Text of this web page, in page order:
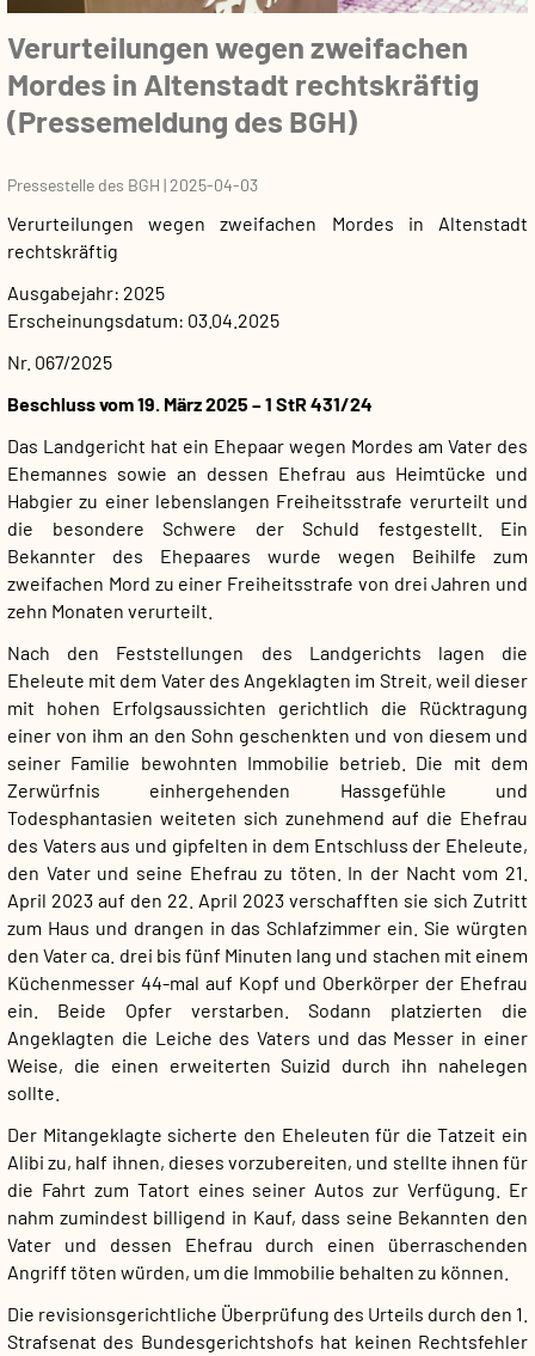
Verurteilungen wegen zweifachen
Mordes in Altenstadt rechtskräftig
(Pressemeldung des BGH)
Pressestelle des BGH |2025-04-03
Verurteilungen wegen zweifachen Mordes in Altenstadt
rechtskräftig
Ausgabejahr 2025
Erscheinungsdatum 03.04.2025
Nr. 067/2025
Beschluss vom 19. März 2025 – 1 StR 431/24
Das Landgericht hat ein Ehepaar wegen Mordes am Vater des
Ehemannes sowie an dessen Ehefrau aus Heimtücke und
Habgier zu einer lebenslangen Freiheitsstrafe verurteilt und
die besondere Schwere der Schuld festgestellt. Ein
Bekannter des Ehepaares wurde wegen Beihilfe zum
zweifachen Mord zu einer Freiheitsstrafe von drei Jahren und
zehn Monaten verurteilt.
Nach den Feststellungen des Landgerichts lagen die
Eheleute mit dem Vater des Angeklagten im Streit, weil dieser
mit hohen Erfolgsaussichten gerichtlich die Rücktragung
einer von ihm an den Sohn geschenkten und von diesem und
seiner Familie bewohnten Immobilie betrieb. Die mit dem
Zerwürfnis einhergehenden Hassgefühle und
Todesphantasien weiteten sich zunehmend auf die Ehefrau
des Vaters aus und gipfelten in dem Entschluss der Eheleute,
den Vater und seine Ehefrau zu töten. In der Nacht vom 21.
April 2023 auf den 22. April 2023 verschafften sie sich Zutritt
zum Haus und drangen in das Schlafzimmer ein. Sie würgten
den Vater ca. drei bis fünf Minuten lang und stachen mit einem
Küchenmesser 44-mal auf Kopf und Oberkörper der Ehefrau
ein. Beide Opfer verstarben. Sodann platzierten die
Angeklagten die Leiche des Vaters und das Messer in einer
Weise, die einen erweiterten Suizid durch ihn nahelegen
sollte.
Der Mitangeklagte sicherte den Eheleuten für die Tatzeit ein
Alibi zu, half ihnen, dieses vorzubereiten, und stellte ihnen für
die Fahrt zum Tatort eines seiner Autos zur Verfügung. Er
nahm zumindest billigend in Kauf, dass seine Bekannten den
Vater und dessen Ehefrau durch einen überraschenden
Angriff töten würden, um die Immobilie behalten zu können.
Die revisionsgerichtliche Überprüfung des Urteils durch den 1.
Strafsenat des Bundesgerichtshofs hat keinen Rechtsfehler